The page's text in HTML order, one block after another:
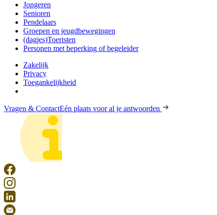
Jongeren
Senioren
Pendelaars
Groepen en jeugdbewegingen
(dagjes)Toeristen
Personen met beperking of begeleider
Zakelijk
Privacy
Toegankelijkheid
Vragen & ContactEén plaats voor al je antwoorden